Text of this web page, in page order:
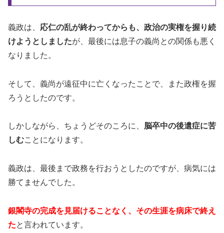
義政は、 応仁の乱が終わってからも、政治の実権を握り続
けようとしましたが、最後には息子の義尚との関係も悪く
なりました。
そして、義尚が遠征中に亡くなったことで、また政権を握
ろうとしたのです。
しかしながら、ちょうどそのころに、 脳卒中の後遺症に苦
しむことになります。
義政は、最後まで政務を行おうとしたのですが、病気には
勝てませんでした。
銀閣寺の完成を見届けることなく、その生涯を病床で終え
たと言われています。